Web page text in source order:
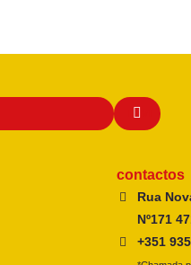
contactos
Rua
Nº171
+351